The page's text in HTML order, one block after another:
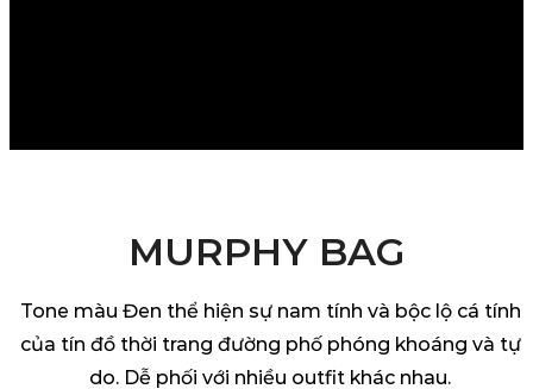
MURPHY BAG
Tone màu Đen thể hiện sự nam tính và bộc lộ cá tính
của tín đồ thời trang đường phố phóng khoáng và tự
do. Dễ phối với nhiều outfit khác nhau.